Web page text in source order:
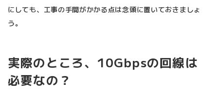
にしても、工事の手間がかかる点は念頭に置いておきましょ
う。
実際のところ、10Gbpsの回線は
必要なの？